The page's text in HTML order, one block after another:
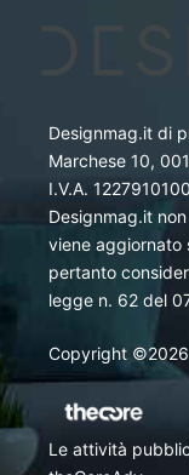
Designmag.it di
Marchese 10,
I.V.A.
Designmag.it
viene aggiornato
pertanto
legge n. 62 del
Copyright
Le attività